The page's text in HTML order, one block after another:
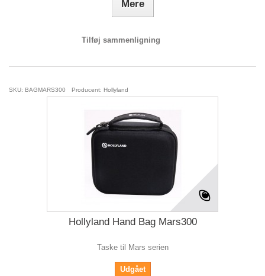
Mere
Tilføj sammenligning
SKU: BAGMARS300 Producent: Hollyland
Hollyland Hand Bag Mars300
Taske til Mars serien
Udgået